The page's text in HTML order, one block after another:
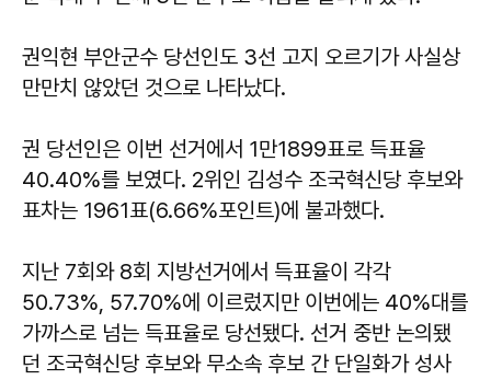
권익현 부안군수 당선인도 3선 고지 오르기가 사실상
만만치 않았던 것으로 나타났다.
권 당선인은 이번 선거에서 1만1899표로 득표율
40.40%를 보였다. 2위인 김성수 조국혁신당 후보와
표차는 1961표(6.66%포인트)에 불과했다.
지난 7회와 8회 지방선거에서 득표율이 각각
50.73%, 57.70%에 이르렀지만 이번에는 40%대를
가까스로 넘는 득표율로 당선됐다. 선거 중반 논의됐
던 조국혁신당 후보와 무소속 후보 간 단일화가 성사